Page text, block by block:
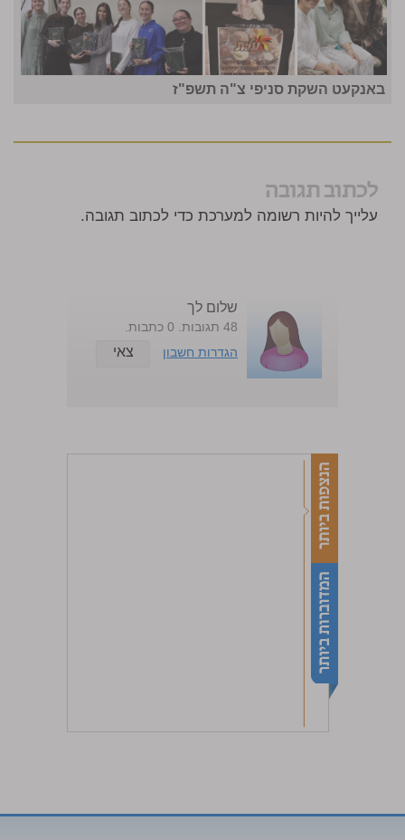
באנקעט השקת סניפי צ"ה תשפ"ז
לכתוב תגובה
עלייך להיות רשומה למערכת כדי לכתוב תגובה.
שלום לך
48 תגובות. 0 כתבות.
הגדרות חשבון
צאי